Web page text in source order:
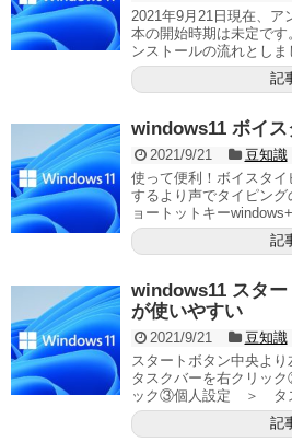
2021年9月21日現在、ア
本の開始時期は未定で
ンストールの流れとしま
記
windows11 ボイ
2021/9/21
豆知識
使って便利！ボイスタ
するより声でタイピン
ョートットキー
記
windows11 スター
が使いやすい
2021/9/21
豆知識
スタートボタン中央よ
タスクバーを右クリッ
ック③個人設定 ＞ タ
記